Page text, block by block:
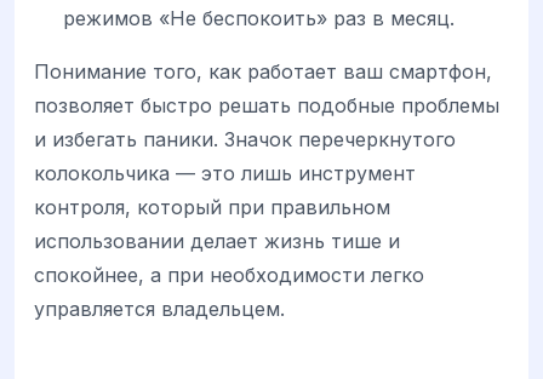
режимов «Не беспокоить» раз в месяц.
Понимание того, как работает ваш смартфон,
позволяет быстро решать подобные проблемы
и избегать паники. Значок перечеркнутого
колокольчика — это лишь инструмент
контроля, который при правильном
использовании делает жизнь тише и
спокойнее, а при необходимости легко
управляется владельцем.